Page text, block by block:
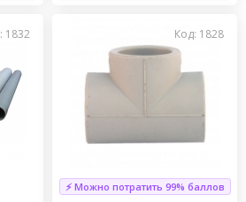
1832 Код: 1828
⚡ Можно потратить 99% баллов